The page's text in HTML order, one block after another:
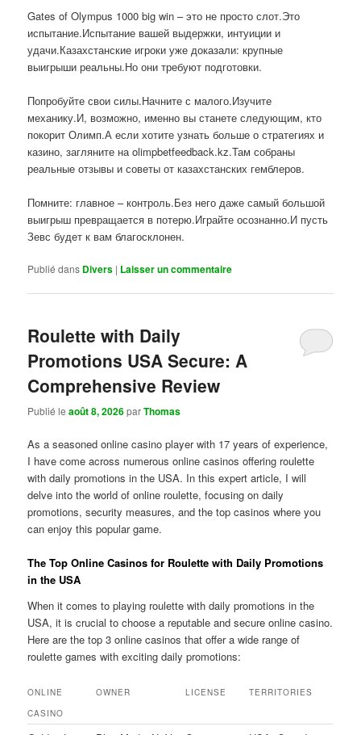
Gates of Olympus 1000 big win – это не просто слот.Это
испытание.Испытание вашей выдержки, интуиции и
удачи.Казахстанские игроки уже доказали: крупные
выигрыши реальны.Но они требуют подготовки.
Попробуйте свои силы.Начните с малого.Изучите
механику.И, возможно, именно вы станете следующим, кто
покорит Олимп.А если хотите узнать больше о стратегиях и
казино, загляните на olimpbetfeedback.kz.Там собраны
реальные отзывы и советы от казахстанских гемблеров.
Помните: главное – контроль.Без него даже самый большой
выигрыш превращается в потерю.Играйте осознанно.И пусть
Зевс будет к вам благосклонен.
Publié dans Divers | Laisser un commentaire
Roulette with Daily
Promotions USA Secure: A
Comprehensive Review
Publié leaoût 8, 2026parThomas
As a seasoned online casino player with 17 years of experience,
I have come across numerous online casinos offering roulette
with daily promotions in the USA. In this expert article, I will
delve into the world of online roulette, focusing on daily
promotions, security measures, and the top casinos where you
can enjoy this popular game.
The Top Online Casinos for Roulette with Daily Promotions
in the USA
When it comes to playing roulette with daily promotions in the
USA, it is crucial to choose a reputable and secure online casino.
Here are the top 3 online casinos that offer a wide range of
roulette games with exciting daily promotions:
ONLINE
CASINO
OWNER LICENSE TERRITORIES